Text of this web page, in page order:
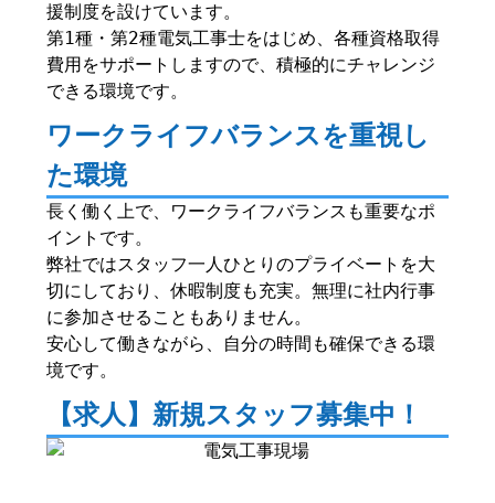
援制度を設けています。
第1種・第2種電気工事士をはじめ、各種資格取得
費用をサポートしますので、積極的にチャレンジ
できる環境です。
ワークライフバランスを重視し
た環境
長く働く上で、ワークライフバランスも重要なポ
イントです。
弊社ではスタッフ一人ひとりのプライベートを大
切にしており、休暇制度も充実。無理に社内行事
に参加させることもありません。
安心して働きながら、自分の時間も確保できる環
境です。
【求人】新規スタッフ募集中！